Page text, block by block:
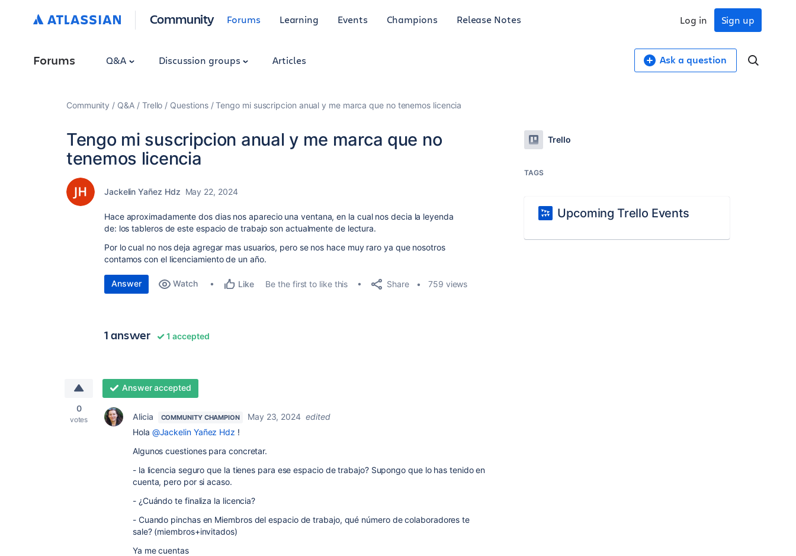
Community Forums Learning Events Champions Release Notes Sign up
Log in
Forums Q&A Discussion groups Articles Ask a question
Community Q&A Trello Questions Tengo mi suscripcion anual y me marca que no tenemos licencia
Tengo mi suscripcion anual y me marca que no
tenemos licencia
Jackelin Yañez Hdz May 22, 2024
Hace aproximadamente dos dias nos aparecio una ventana, en la cual nos decia la leyenda
de: los tableros de este espacio de trabajo son actualmente de lectura.
Por lo cual no nos deja agregar mas usuarios, pero se nos hace muy raro ya que nosotros
contamos con el licenciamiento de un año.
Answer Watch Like Be the first to like this Share 759 views
1 answer 1 accepted
0
votes
Answer accepted
Alicia COMMUNITY CHAMPION May 23, 2024 edited
Hola @Jackelin Yañez Hdz !
Algunos cuestiones para concretar.
- la licencia seguro que la tienes para ese espacio de trabajo? Supongo que lo has tenido en
cuenta, pero por si acaso.
- ¿Cuándo te finaliza la licencia?
- Cuando pinchas en Miembros del espacio de trabajo, qué número de colaboradores te
sale? (miembros+invitados)
Ya me cuentas
Trello
TAGS
Upcoming Trello Events